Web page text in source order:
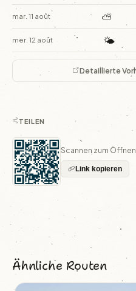
mar. 11 août ⛅
mer. 12 août 🌤️
Detaillierte
TEILEN
Scannen zum
Link kopieren
Ähnliche Routen